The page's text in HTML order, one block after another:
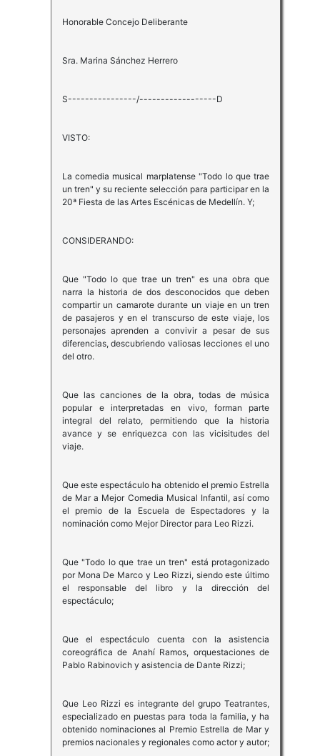
Honorable Concejo Deliberante
Sra. Marina Sánchez Herrero
S----------------/------------------D
VISTO:
La comedia musical marplatense "Todo lo que trae
un tren" y su reciente selección para participar en la
20ª Fiesta de las Artes Escénicas de Medellín. Y;
CONSIDERANDO:
Que "Todo lo que trae un tren" es una obra que
narra la historia de dos desconocidos que deben
compartir un camarote durante un viaje en un tren
de pasajeros y en el transcurso de este viaje, los
personajes aprenden a convivir a pesar de sus
diferencias, descubriendo valiosas lecciones el uno
del otro.
Que las canciones de la obra, todas de música
popular e interpretadas en vivo, forman parte
integral del relato, permitiendo que la historia
avance y se enriquezca con las vicisitudes del
viaje.
Que este espectáculo ha obtenido el premio Estrella
de Mar a Mejor Comedia Musical Infantil, así como
el premio de la Escuela de Espectadores y la
nominación como Mejor Director para Leo Rizzi.
Que "Todo lo que trae un tren" está protagonizado
por Mona De Marco y Leo Rizzi, siendo este último
el responsable del libro y la dirección del
espectáculo;
Que el espectáculo cuenta con la asistencia
coreográfica de Anahí Ramos, orquestaciones de
Pablo Rabinovich y asistencia de Dante Rizzi;
Que Leo Rizzi es integrante del grupo Teatrantes,
especializado en puestas para toda la familia, y ha
obtenido nominaciones al Premio Estrella de Mar y
premios nacionales y regionales como actor y autor;